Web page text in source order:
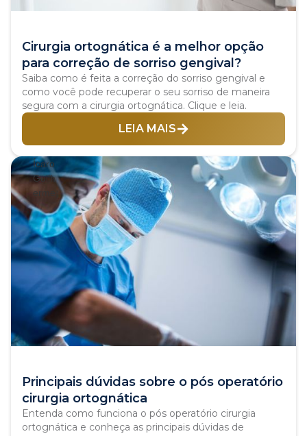
Cirurgia ortognática é a melhor opção
para correção de sorriso gengival?
Saiba como é feita a correção do sorriso gengival e
como você pode recuperar o seu sorriso de maneira
segura com a cirurgia ortognática. Clique e leia.
LEIA MAIS
Principais dúvidas sobre o pós operatório
cirurgia ortognática
Entenda como funciona o pós operatório cirurgia
ortognática e conheça as principais dúvidas de